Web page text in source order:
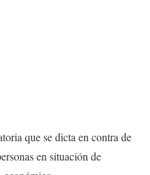
que se dicta en contra de
en situación de